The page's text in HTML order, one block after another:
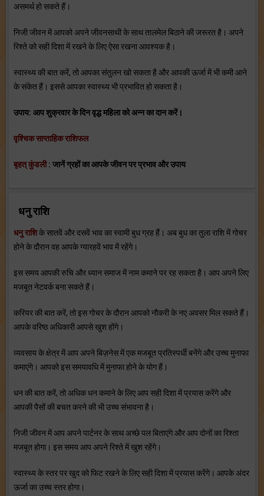
असमर्थ हो सकते हैं।
निजी जीवन में आपको अपने जीवनसाथी के साथ तालमेल बिठाने की जरूरत है। अपने
रिश्‍ते को सही दिशा में रखने के लिए ऐसा रखना आवश्‍यक है।
स्‍वास्‍थ्‍य की बात करें, तो आपका संतुलन खो सकता है और आपकी ऊर्जा में भी कमी आने
के संकेत हैं। इससे आपका स्‍वास्‍थ्‍य भी प्रभावित हो सकता है।
उपाय: आप शुक्रवार के दिन वृद्ध महिला को अन्‍न का दान करें।
वृश्चिक साप्ताहिक राशिफल
बृहत् कुंडली: जानें ग्रहों का आपके जीवन पर प्रभाव और उपाय
धनु राशि
धनु राशिके सातवें और दसवें भाव का स्‍वामी बुध ग्रह हैं। अब बुध का तुला राशि में गोचर
होने के दौरान वह आपके ग्‍यारहवें भाव में रहेंगे।
इस समय आपकी रुचि और ध्‍यान समाज में नाम कमाने पर रह सकता है। आप अपने लिए
मजबूत नेटवर्क बना सकते हैं।
करियर की बात करें, तो इस गोचर के दौरान आपको नौकरी के नए अवसर मिल सकते हैं।
आपके वरिष्‍ठ अधिकारी आपसे खुश होंगे।
व्‍यवसाय के क्षेत्र में आप अपने बिज़नेस में एक मजबूत प्रतिस्‍पर्धी बनेंगे और उच्‍च मुनाफा
कमाएंगे। आपको इस समयावधि में मुनाफा होने के योग हैं।
धन की बात करें, तो अधिक धन कमाने के लिए आप सही दिशा में प्रयास करेंगे और
आपकी पैसों की बचत करने की भी उच्‍च संभावना है।
निजी जीवन में आप अपने पार्टनर के साथ अच्‍छे पल बिताएंगे और आप दोनों का रिश्‍ता
मजबूत होगा। इस समय आप अपने रिश्‍ते में खुश रहेंगे।
स्‍वास्‍थ्‍य के स्‍तर पर खुद को फिट रखने के लिए सही दिशा में प्रयास करेंगे। आपके अंदर
ऊर्जा का उच्‍च स्‍तर होगा।